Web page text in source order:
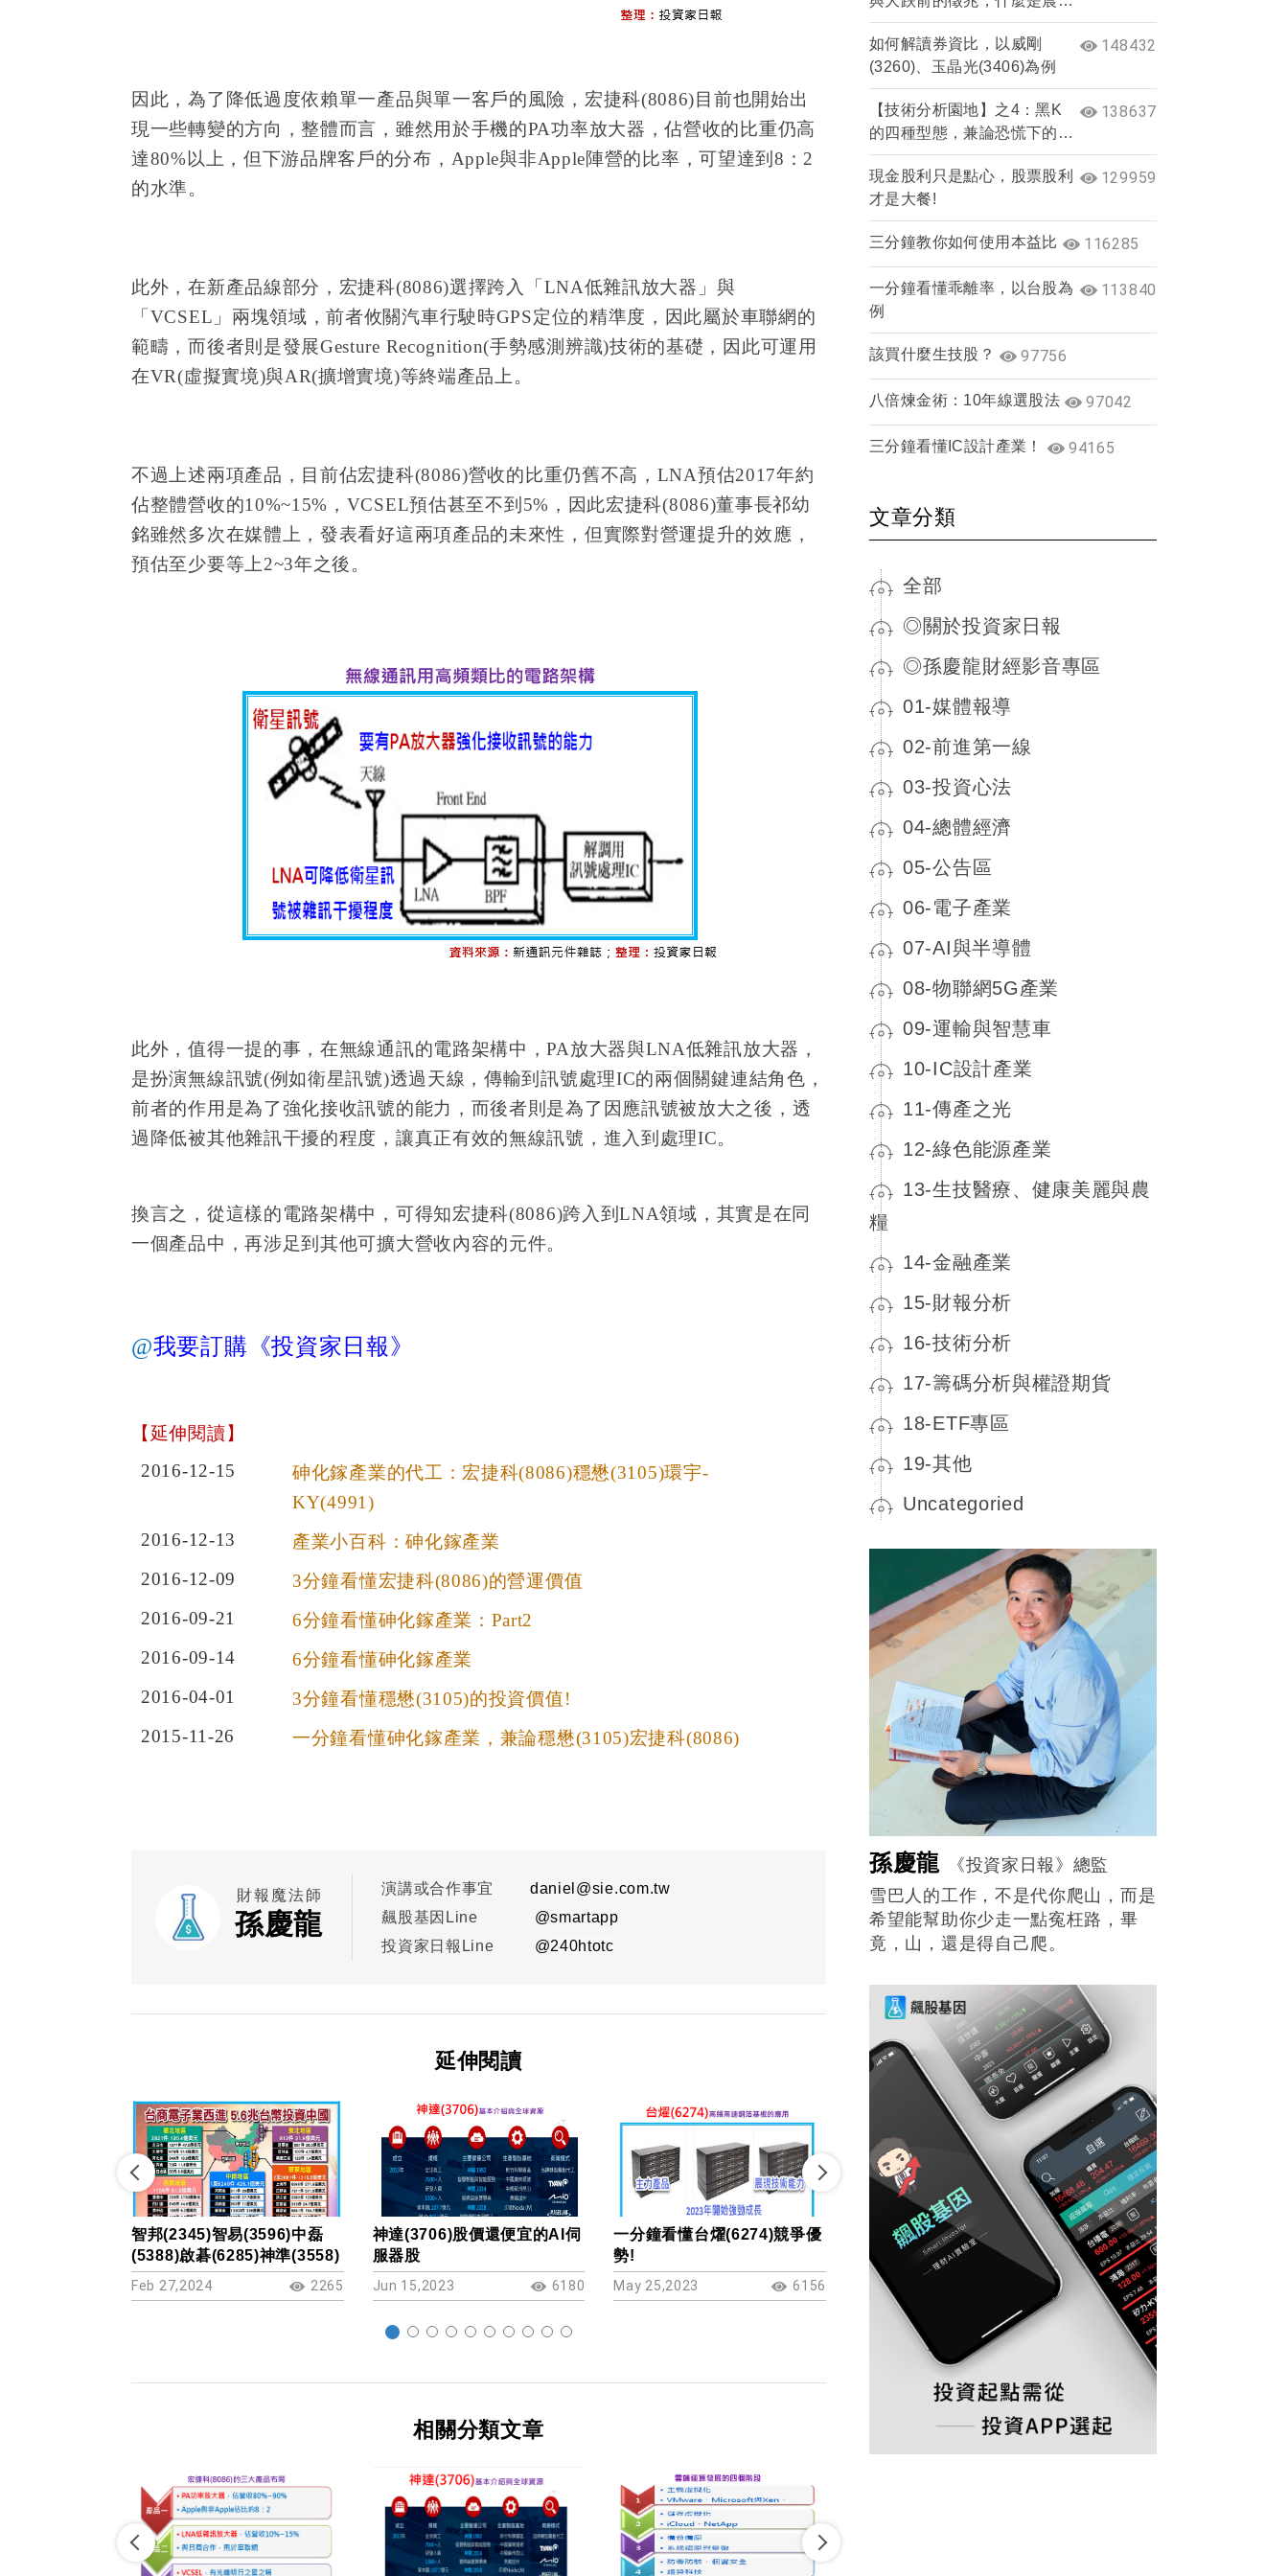
因此，為了降低過度依賴單一產品與單一客戶的風險，宏捷科(8086)目前也開始出
現一些轉變的方向，整體而言，雖然用於手機的PA功率放大器，佔營收的比重仍高
達80%以上，但下游品牌客戶的分布，Apple與非Apple陣營的比率，可望達到8：2
的水準。
此外，在新產品線部分，宏捷科(8086)選擇跨入「LNA低雜訊放大器」與
「VCSEL」兩塊領域，前者攸關汽車行駛時GPS定位的精準度，因此屬於車聯網的
範疇，而後者則是發展Gesture Recognition(手勢感測辨識)技術的基礎，因此可運用
在VR(虛擬實境)與AR(擴增實境)等終端產品上。
不過上述兩項產品，目前佔宏捷科(8086)營收的比重仍舊不高，LNA預估2017年約
佔整體營收的10%~15%，VCSEL預估甚至不到5%，因此宏捷科(8086)董事長祁幼
銘雖然多次在媒體上，發表看好這兩項產品的未來性，但實際對營運提升的效應，
預估至少要等上2~3年之後。
此外，值得一提的事，在無線通訊的電路架構中，PA放大器與LNA低雜訊放大器，
是扮演無線訊號(例如衛星訊號)透過天線，傳輸到訊號處理IC的兩個關鍵連結角色，
前者的作用是為了強化接收訊號的能力，而後者則是為了因應訊號被放大之後，透
過降低被其他雜訊干擾的程度，讓真正有效的無線訊號，進入到處理IC。
換言之，從這樣的電路架構中，可得知宏捷科(8086)跨入到LNA領域，其實是在同
一個產品中，再涉足到其他可擴大營收內容的元件。
@我要訂購《投資家日報》
【延伸閱讀】
2016-12-15
砷化鎵產業的代工：宏捷科(8086)穩懋(3105)環宇-
KY(4991)
2016-12-13
產業小百科：砷化鎵產業
2016-12-09
3分鐘看懂宏捷科(8086)的營運價值
2016-09-21
6分鐘看懂砷化鎵產業：Part2
2016-09-14
6分鐘看懂砷化鎵產業
2016-04-01
3分鐘看懂穩懋(3105)的投資價值!
2015-11-26
一分鐘看懂砷化鎵產業，兼論穩懋(3105)宏捷科(8086)
財報魔法師
孫慶龍
演講或合作事宜
daniel@sie.com.tw
飆股基因Line
@smartapp
投資家日報Line
@240htotc
延伸閱讀
智邦(2345)智易(3596)中磊
(5388)啟碁(6285)神準(3558)
Feb 27,2024 2265
神達(3706)股價還便宜的AI伺
服器股
Jun 15,2023 6180
一分鐘看懂台燿(6274)競爭優
勢!
May 25,2023 6156
3分鐘看懂神達(3706)投資價
值!
Feb 24,2023 1834
神達(3706)獲利暴衝的關
遠端經濟受惠
Dec 16,2021
相關分類文章
與夜星？
如何解讀券資比，以威剛
(3260)、玉晶光(3406)為例
148432
【技術分析園地】之4：黑K
的四種型態，兼論恐慌下的止
跌訊號
138637
現金股利只是點心，股票股利
才是大餐!
129959
三分鐘教你如何使用本益比 116285
一分鐘看懂乖離率，以台股為
例
113840
該買什麼生技股？ 97756
八倍煉金術：10年線選股法 97042
三分鐘看懂IC設計產業！ 94165
文章分類
全部
◎關於投資家日報
◎孫慶龍財經影音專區
01-媒體報導
02-前進第一線
03-投資心法
04-總體經濟
05-公告區
06-電子產業
07-AI與半導體
08-物聯網5G產業
09-運輸與智慧車
10-IC設計產業
11-傳產之光
12-綠色能源產業
13-生技醫療、健康美麗與農
糧
14-金融產業
15-財報分析
16-技術分析
17-籌碼分析與權證期貨
18-ETF專區
19-其他
Uncategoried
孫慶龍
《投資家日報》總監
雪巴人的工作，不是代你爬山，而是
希望能幫助你少走一點寃枉路，畢
竟，山，還是得自己爬。